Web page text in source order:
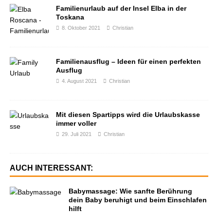
Familienurlaub auf der Insel Elba in der
Toskana
8. Oktober 2021 Christian
Familienausflug – Ideen für einen perfekten
Ausflug
4. August 2021 Christian
Mit diesen Spartipps wird die Urlaubskasse
immer voller
29. Juli 2021 Christian
AUCH INTERESSANT:
Babymassage: Wie sanfte Berührung
dein Baby beruhigt und beim Einschlafen
hilft